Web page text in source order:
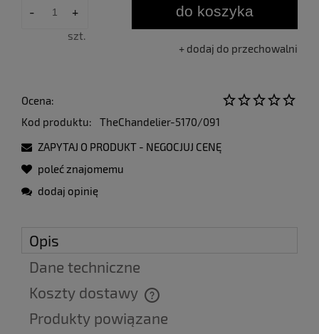
- +
szt.
do koszyka
dodaj do przechowalni
Ocena:
Kod produktu:
TheChandelier-5170/091
ZAPYTAJ O PRODUKT - NEGOCJUJ CENĘ
poleć znajomemu
dodaj opinię
Opis
Dane techniczne
Koszty dostawy
Cena nie zawiera ewentualnych kosztów płatności
Produkty powiązane